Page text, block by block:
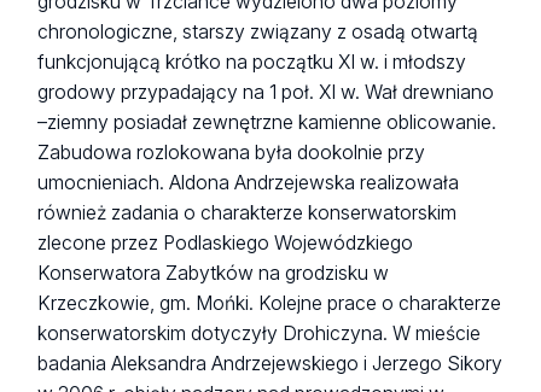
chronologiczne, starszy związany z osadą otwartą
funkcjonującą krótko na początku XI w. i młodszy
grodowy przypadający na 1 poł. XI w. Wał drewniano
–ziemny posiadał zewnętrzne kamienne oblicowanie.
Zabudowa rozlokowana była dookolnie przy
umocnieniach. Aldona Andrzejewska realizowała
również zadania o charakterze konserwatorskim
zlecone przez Podlaskiego Wojewódzkiego
Konserwatora Zabytków na grodzisku w
Krzeczkowie, gm. Mońki. Kolejne prace o charakterze
konserwatorskim dotyczyły Drohiczyna. W mieście
badania Aleksandra Andrzejewskiego i Jerzego Sikory